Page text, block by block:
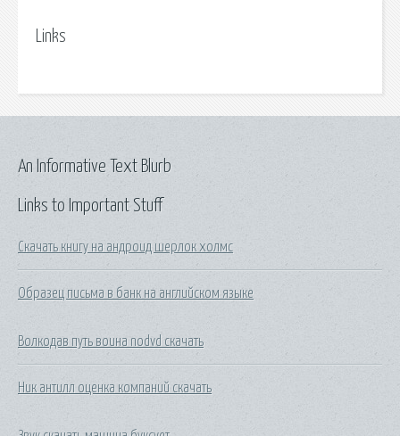
Links
Links to Important Stuff
Скачать книгу на андроид шерлок холмс
Образец письма в банк на английском языке
Волкодав путь воина nodvd скачать
Ник антилл оценка компаний скачать
An Informative Text Blurb